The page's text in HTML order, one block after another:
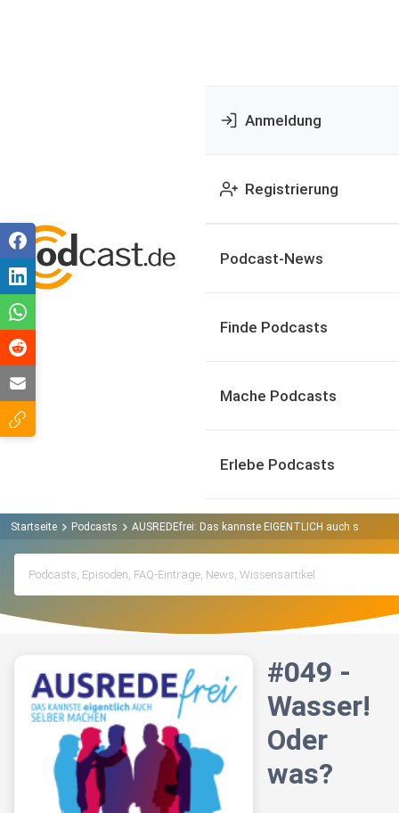
Anmeldung
Registrierung
Podcast-News
Finde Podcasts
Mache Podcasts
Erlebe Podcasts
Startseite Podcasts AUSREDEfrei: Das kannste EIGENTLICH auch selber
#049 -
Wasser!
Oder
was?